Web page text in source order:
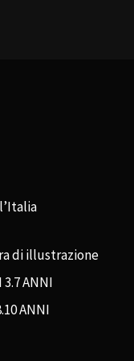
di illustrazione
3.7 ANNI
ANNI